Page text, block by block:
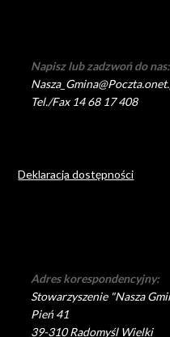
Napisz lub zadzwoń do nas:
Tel./Fax 14 68 17 408
Deklaracja dostępności
Adres korespondencyjny:
Stowarzyszenie "Nasza
Pień 41
39-310 Radomyśl Wielki